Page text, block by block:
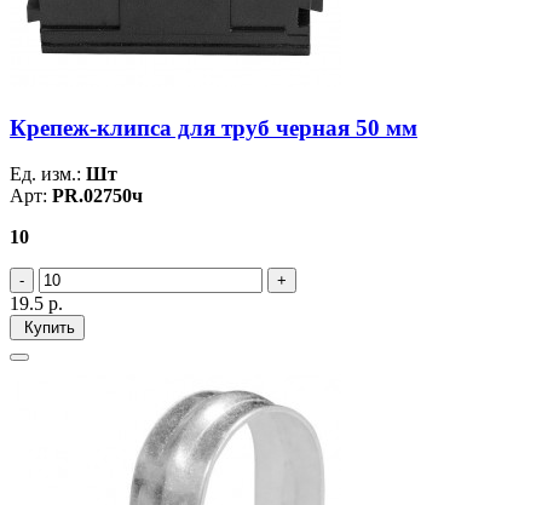
Крепеж-клипса для труб черная 50 мм
Ед. изм.: Шт
Арт: PR.02750ч
10
19.5 р.
Купить